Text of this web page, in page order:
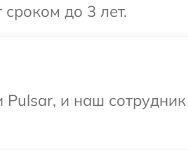
до 3 лет.
и наш сотрудник